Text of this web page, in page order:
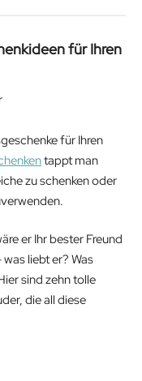
für Ihren
für Ihren
tappt man
zu schenken oder
er Ihr bester Freund
liebt er? Was
sind zehn tolle
die all diese